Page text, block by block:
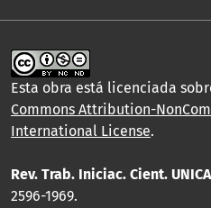
Esta obra está licenciada
Commons Attribution-
International License.
Rev. Trab. Iniciac. Cient.
2596-1969.